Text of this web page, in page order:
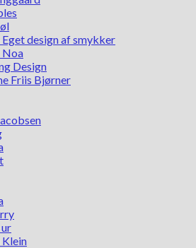
Eget design af smykker
Noa
Design
Friis Bjørner
Klein